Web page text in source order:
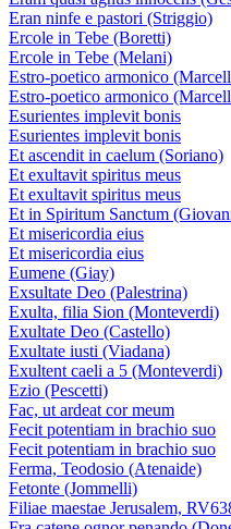
Eran ninfe e pastori (Striggio)
Ercole in Tebe (Boretti)
Ercole in Tebe (Melani)
Estro-poetico armonico
Estro-poetico armonico
Esurientes implevit bonis
Esurientes implevit bonis
Et ascendit in caelum (Soriano)
Et exultavit spiritus meus
Et exultavit spiritus meus
Et in Spiritum Sanctum
Et misericordia eius
Et misericordia eius
Eumene (Giay)
Exsultate Deo (Palestrina)
Exulta, filia Sion (Monteverdi)
Exultate Deo (Castello)
Exultate iusti (Viadana)
Exultent caeli a 5 (Monteverdi)
Ezio (Pescetti)
Fac, ut ardeat cor meum
Fecit potentiam in brachio suo
Fecit potentiam in brachio suo
Ferma, Teodosio (Atenaide)
Fetonte (Jommelli)
Filiae maestae Jerusalem,